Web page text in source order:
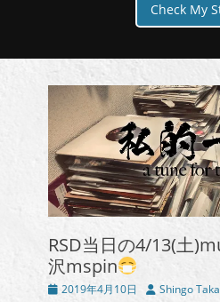
Check My
RSD当日の4/13(土
沢mspin
投 2019年4月10日
投 Shingo